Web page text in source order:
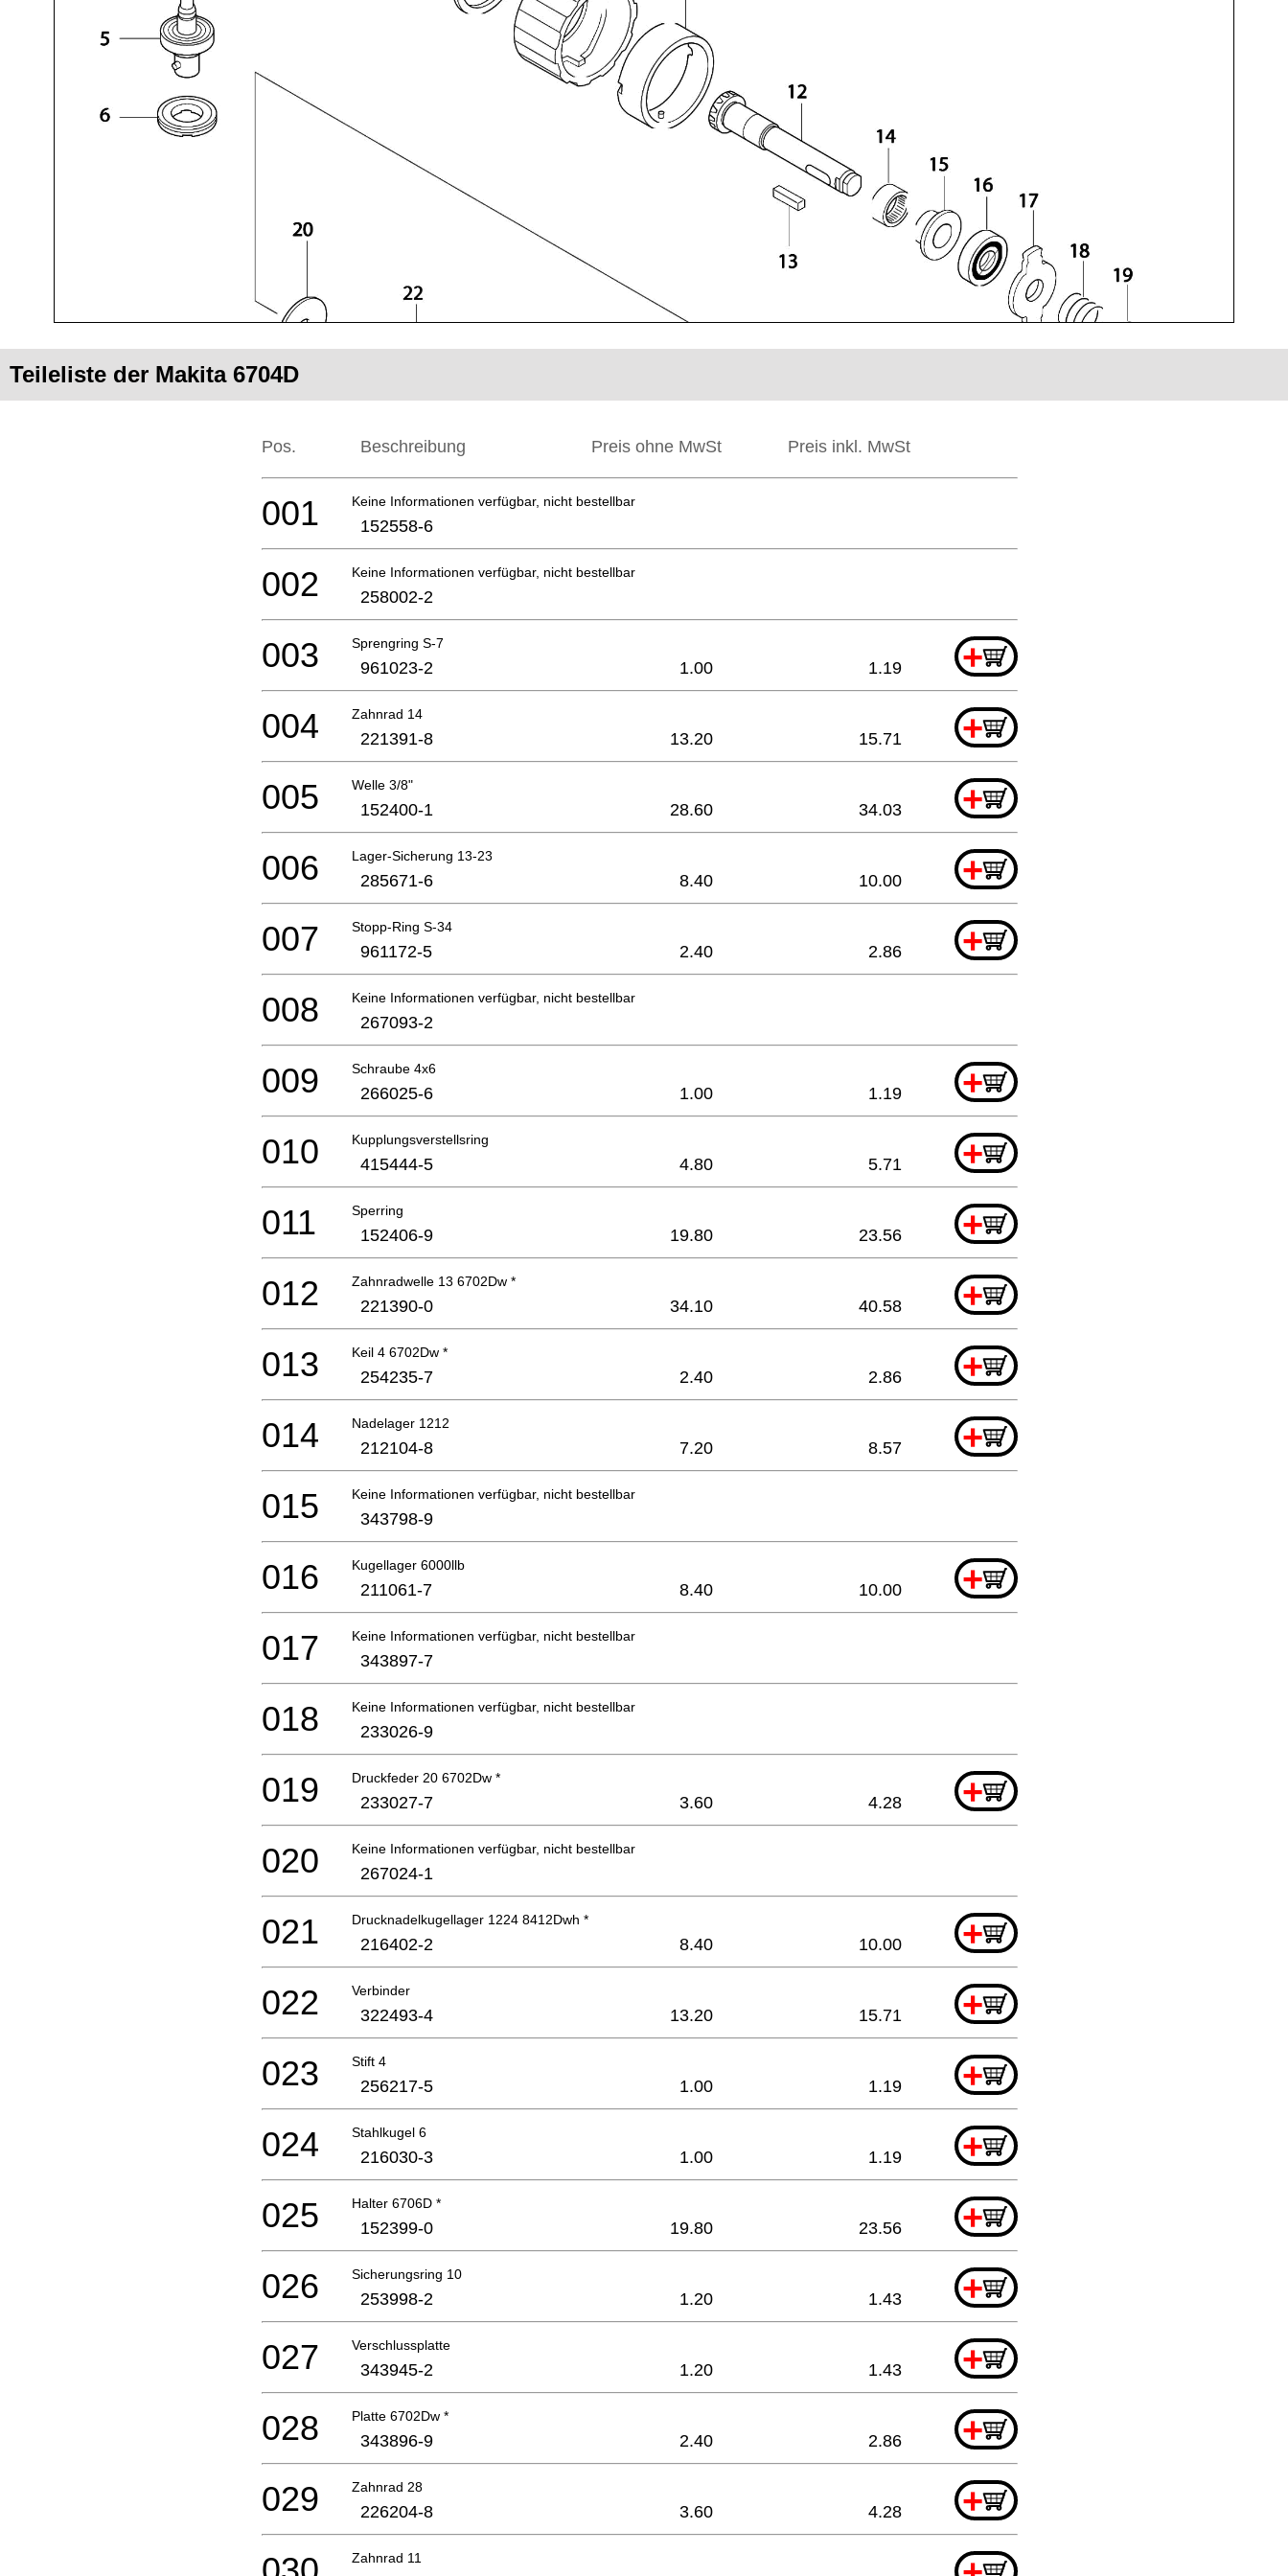
Teileliste der Makita 6704D
Pos. Beschreibung Preis ohne MwSt Preis inkl. MwSt
Keine Informationen verfügbar, nicht bestellbar
001 152558-6
Keine Informationen verfügbar, nicht bestellbar
002 258002-2
Sprengring S-7 +
003 961023-2 1.00 1.19
Zahnrad 14 +
004 221391-8 13.20 15.71
Welle 3/8" +
005 152400-1 28.60 34.03
Lager-Sicherung 13-23 +
006 285671-6 8.40 10.00
Stopp-Ring S-34 +
007 961172-5 2.40 2.86
Keine Informationen verfügbar, nicht bestellbar
008 267093-2
Schraube 4x6 +
009 266025-6 1.00 1.19
Kupplungsverstellsring +
010 415444-5 4.80 5.71
Sperring +
011 152406-9 19.80 23.56
Zahnradwelle 13 6702Dw * +
012 221390-0 34.10 40.58
Keil 4 6702Dw * +
013 254235-7 2.40 2.86
Nadelager 1212 +
014 212104-8 7.20 8.57
Keine Informationen verfügbar, nicht bestellbar
015 343798-9
Kugellager 6000llb +
016 211061-7 8.40 10.00
Keine Informationen verfügbar, nicht bestellbar
017 343897-7
Keine Informationen verfügbar, nicht bestellbar
018 233026-9
Druckfeder 20 6702Dw * +
019 233027-7 3.60 4.28
Keine Informationen verfügbar, nicht bestellbar
020 267024-1
Drucknadelkugellager 1224 8412Dwh * +
021 216402-2 8.40 10.00
Verbinder +
022 322493-4 13.20 15.71
Stift 4 +
023 256217-5 1.00 1.19
Stahlkugel 6 +
024 216030-3 1.00 1.19
Halter 6706D * +
025 152399-0 19.80 23.56
Sicherungsring 10 +
026 253998-2 1.20 1.43
Verschlussplatte +
027 343945-2 1.20 1.43
Platte 6702Dw * +
028 343896-9 2.40 2.86
Zahnrad 28 +
029 226204-8 3.60 4.28
Zahnrad 11